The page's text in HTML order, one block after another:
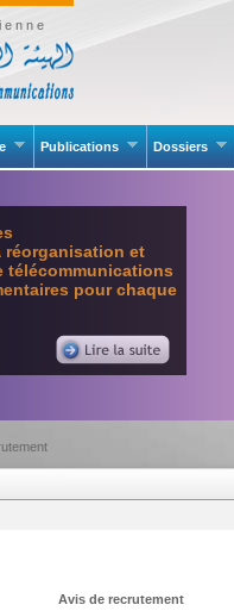
Publications Dossiers
réorganisation et
télécommunications
pour chaque
Avis de recrutement